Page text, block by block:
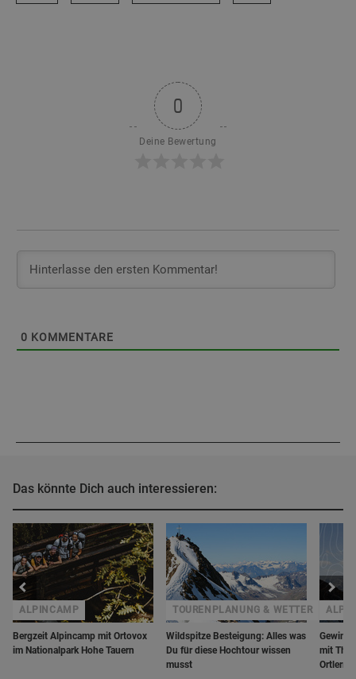
0
Deine Bewertung
0 KOMMENTARE
Das könnte Dich auch interessieren:
Bergzeit Alpincamp mit Ortovox
im Nationalpark Hohe Tauern
ALPINCAMP
Wildspitze Besteigung: Alles was
Du für diese Hochtour wissen
musst
TOURENPLANUNG & WETTER
mit The